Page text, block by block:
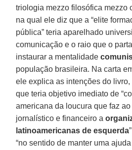
triologia mezzo filosófica mezzo
na qual ele diz que a “elite
pública” teria aparelhado
comunicação e o raio que o
instaurar a mentalidade
população brasileira. Na carta
ele explica as intenções do
que teria objetivo imediato de
americana da loucura que faz
jornalístico e financeiro a
latinoamericanas de esquerda
“no sentido de manter uma